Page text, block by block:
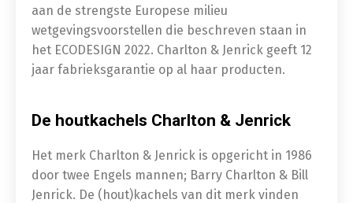
aan de strengste Europese milieu
wetgevingsvoorstellen die beschreven staan in
het ECODESIGN 2022. Charlton & Jenrick geeft 12
jaar fabrieksgarantie op al haar producten.
De houtkachels Charlton & Jenrick
Het merk Charlton & Jenrick is opgericht in 1986
door twee Engels mannen; Barry Charlton & Bill
Jenrick. De (hout)kachels van dit merk vinden